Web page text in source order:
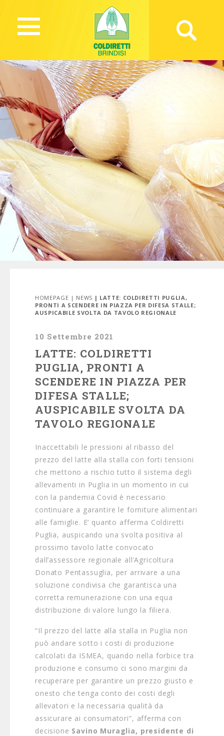
HOMEPAGE | NEWS | LATTE: COLDIRETTI PUGLIA,
PRONTI A SCENDERE IN PIAZZA PER DIFESA STALLE;
AUSPICABILE SVOLTA DA TAVOLO REGIONALE
10 Settembre 2021
LATTE: COLDIRETTI
PUGLIA, PRONTI A
SCENDERE IN PIAZZA PER
DIFESA STALLE;
AUSPICABILE SVOLTA DA
TAVOLO REGIONALE
Inaccettabili le pressioni al ribasso del
prezzo del latte alla stalla con forti tensioni
che mettono a rischio tutto il sistema degli
allevamenti in Puglia in un momento in cui
con la pandemia Covid è necessario
continuare a garantire le forniture alimentari
alle famiglie. E’ quanto afferma Coldiretti
Puglia, auspicando una svolta positiva al
prossimo tavolo latte convocato
dall’assessore regionale all’Agricoltura
Donato Pentassuglia, per arrivare a una
soluzione condivisa che garantisca una
corretta remunerazione con una equa
distribuzione di valore lungo la filiera.
“Il prezzo del latte alla stalla in Puglia non
può andare sotto i costi di produzione
calcolati da ISMEA, quando nella forbice tra
produzione e consumo ci sono margini da
recuperare per garantire un prezzo giusto e
onesto che tenga conto dei costi degli
allevatori e la necessaria qualità da
assicurare ai consumatori”, afferma con
decisione Savino Muraglia, presidente di